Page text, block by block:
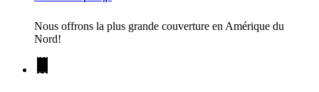
Nous offrons la plus grande couverture en Amérique du
Nord!